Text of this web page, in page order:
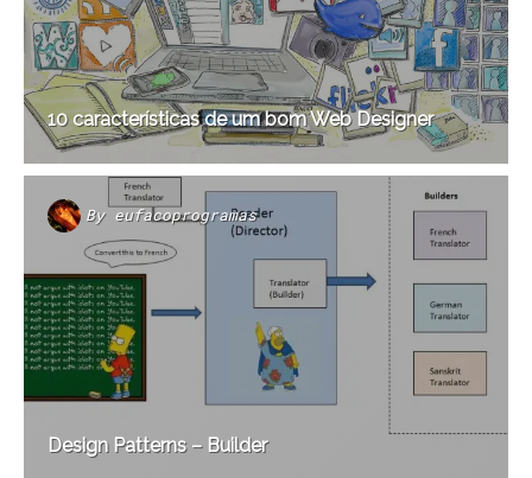
10 características de um bom Web Designer
By eufacoprogramas
Design Patterns – Builder